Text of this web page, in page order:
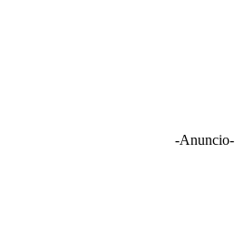
-Anuncio-